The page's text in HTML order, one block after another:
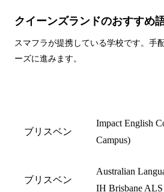
クイーンズランドのおすすめ
スマフラが提携している学校です。手
ーズに進みます。
ブリスベン
Impact English
Campus)
ブリスベン
Australian
IH Brisbane ALS